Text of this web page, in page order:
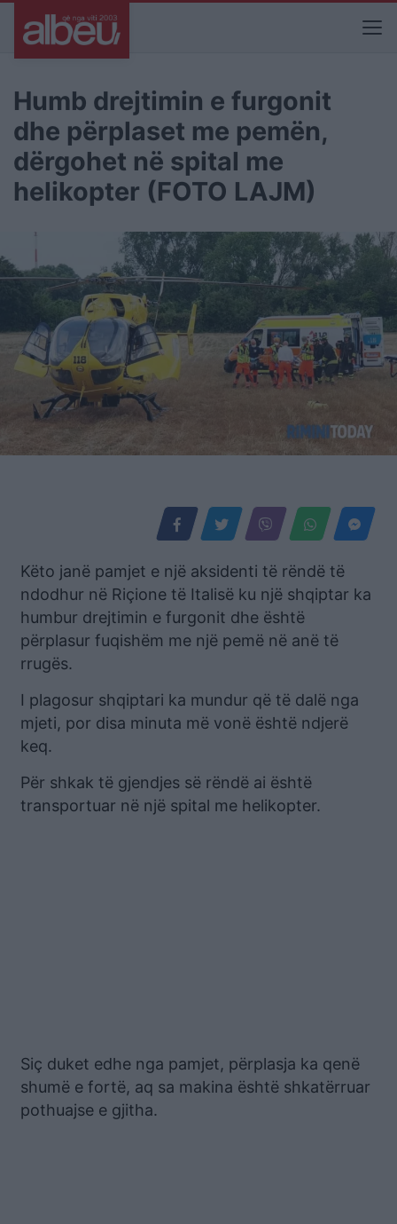
Humb drejtimin e furgonit
dhe përplaset me pemën,
dërgohet në spital me
helikopter (FOTO LAJM)
Këto janë pamjet e një aksidenti të rëndë të
ndodhur në Riçione të Italisë ku një shqiptar ka
humbur drejtimin e furgonit dhe është
përplasur fuqishëm me një pemë në anë të
rrugës.
I plagosur shqiptari ka mundur që të dalë nga
mjeti, por disa minuta më vonë është ndjerë
keq.
Për shkak të gjendjes së rëndë ai është
transportuar në një spital me helikopter.
Siç duket edhe nga pamjet, përplasja ka qenë
shumë e fortë, aq sa makina është shkatërruar
pothuajse e gjitha.